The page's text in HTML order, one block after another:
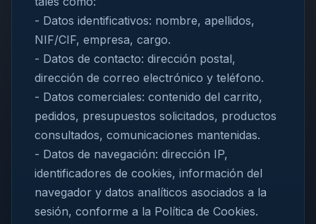
- Datos identificativos: nombre, apellidos,
NIF/CIF, empresa, cargo.
- Datos de contacto: dirección postal,
dirección de correo electrónico y teléfono.
- Datos comerciales: contenido del carrito,
pedidos, presupuestos solicitados, productos
consultados, comunicaciones mantenidas.
- Datos de navegación: dirección IP,
identificadores de cookies, información del
navegador y datos analíticos asociados a la
sesión, conforme a la Política de Cookies.